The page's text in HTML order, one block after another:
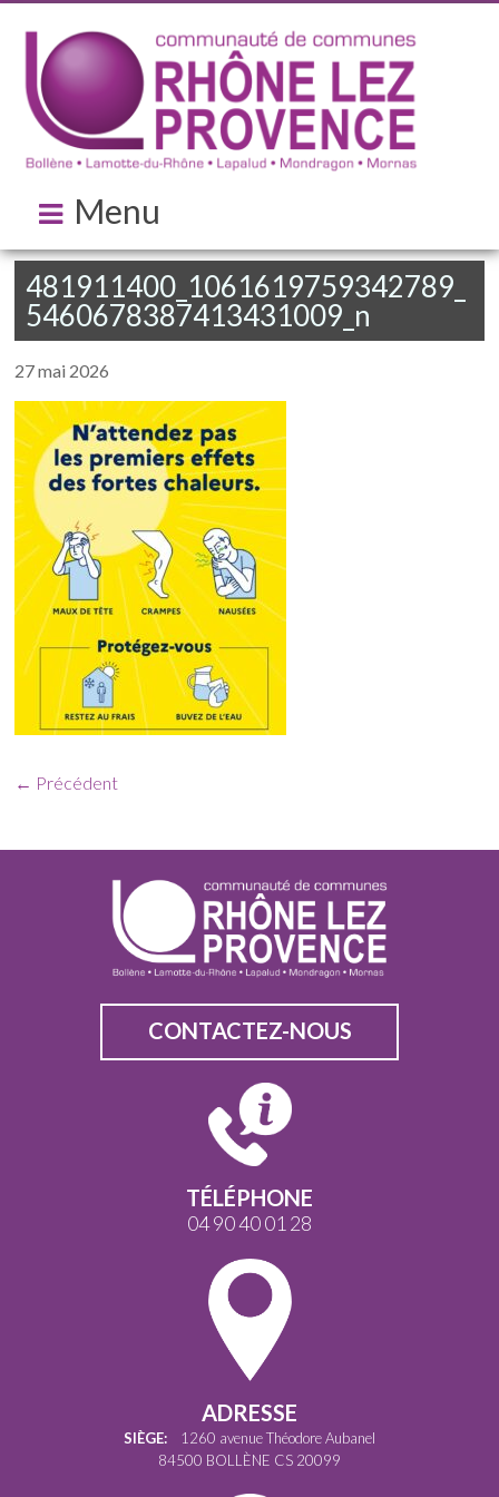
Menu
481911400_1061619759342789_
5460678387413431009_n
27 mai 2026
← Précédent
CONTACTEZ-NOUS
TÉLÉPHONE
04 90 40 01 28
ADRESSE
SIÈGE: 1260 avenue Théodore Aubanel
84500 BOLLÈNE CS 20099